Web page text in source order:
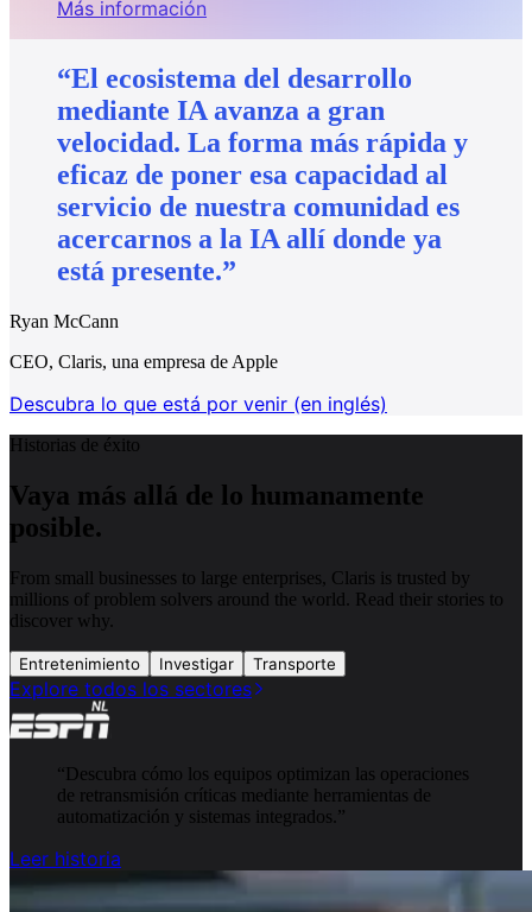
Más información
“El ecosistema del desarrollo
mediante IA avanza a gran
velocidad. La forma más rápida y
eficaz de poner esa capacidad al
servicio de nuestra comunidad es
acercarnos a la IA allí donde ya
está presente.”
Ryan McCann
CEO, Claris, una empresa de Apple
Descubra lo que está por venir (en inglés)
Historias de éxito
Vaya más allá de lo humanamente
posible.
From small businesses to large enterprises, Claris is trusted by
millions of problem solvers around the world. Read their stories to
discover why.
Entretenimiento Investigar Transporte
Explore todos los sectores
“Descubra cómo los equipos optimizan las operaciones
de retransmisión críticas mediante herramientas de
automatización y sistemas integrados. ”
Leer historia